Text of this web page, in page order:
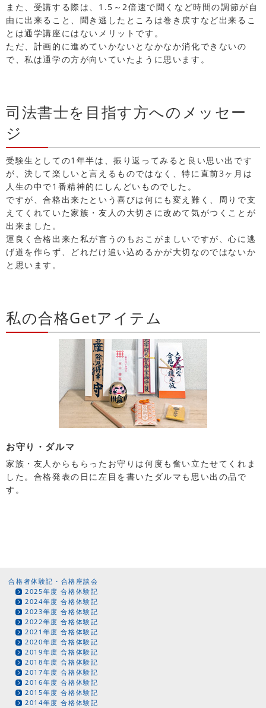
また、受講する際は、1.5～2倍速で聞くなど時間の調節が自
由に出来ること、聞き逃したところは巻き戻すなど出来るこ
とは通学講座にはないメリットです。
ただ、計画的に進めていかないとなかなか消化できないの
で、私は通学の方が向いていたように思います。
司法書士を目指す方へのメッセー
ジ
受験生としての1年半は、振り返ってみると良い思い出です
が、決して楽しいと言えるものではなく、特に直前3ヶ月は
人生の中で1番精神的にしんどいものでした。
ですが、合格出来たという喜びは何にも変え難く、周りで支
えてくれていた家族・友人の大切さに改めて気がつくことが
出来ました。
運良く合格出来た私が言うのもおこがましいですが、心に逃
げ道を作らず、どれだけ追い込めるかが大切なのではないか
と思います。
私の合格Getアイテム
お守り・ダルマ
家族・友人からもらったお守りは何度も奮い立たせてくれま
した。合格発表の日に左目を書いたダルマも思い出の品で
す。
合格者体験記・合格座談会
2025年度 合格体験記
2024年度 合格体験記
2023年度 合格体験記
2022年度 合格体験記
2021年度 合格体験記
2020年度 合格体験記
2019年度 合格体験記
2018年度 合格体験記
2017年度 合格体験記
2016年度 合格体験記
2015年度 合格体験記
2014年度 合格体験記